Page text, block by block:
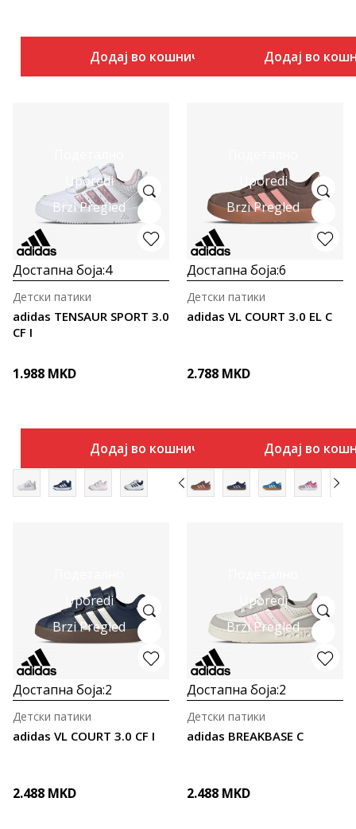
Додај во кошничка Додај во
Uporedi
Brzi Pregled
Достапна боја:4
adidas TENSAUR SPORT 3.0
CF I
Детски патики
1.988 MKD
Додај во кошничка
Uporedi
Brzi Pregled
Достапна боја:6
adidas VL COURT 3.0 EL C
Детски патики
2.788 MKD
Додај во
Uporedi
Brzi Pregled
Достапна боја:2
adidas VL COURT 3.0 CF I
Детски патики
2.488 MKD
Uporedi
Brzi Pregled
Достапна боја:2
adidas BREAKBASE C
Детски патики
2.488 MKD